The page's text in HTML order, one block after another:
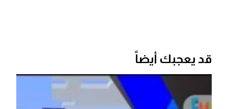
قد يعجبك أيضاً